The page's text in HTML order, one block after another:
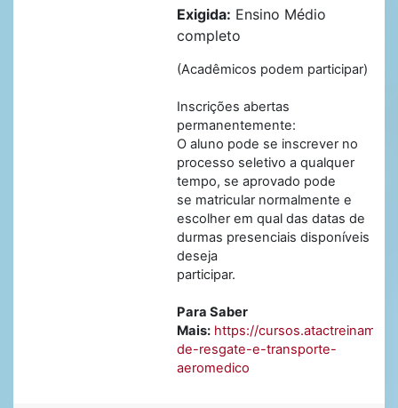
Exigida: Ensino Médio
completo
(Acadêmicos podem participar)
Inscrições abertas
permanentemente:
O aluno pode se inscrever no
processo seletivo a qualquer
tempo, se aprovado pode
se matricular normalmente e
escolher em qual das datas de
durmas presenciais disponíveis
deseja
participar.
Para Saber
Mais: https://
de-resgate-e-transporte-
aeromedico